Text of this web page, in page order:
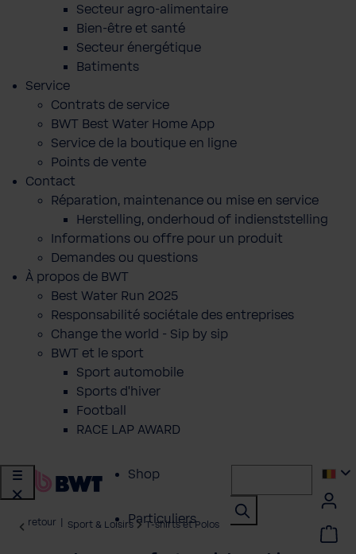
Secteur agro-alimentaire
Bien-être et santé
Secteur énergétique
Batiments
Service
Contrats de service
BWT Best Water Home App
Service de la boutique en ligne
Points de vente
Contact
Réparation, maintenance ou mise en service
Herstelling, onderhoud of indienststelling
Informations ou offre pour un produit
Demandes ou questions
À propos de BWT
Best Water Run 2025
Responsabilité sociétale des entreprises
Change the world - Sip by sip
BWT et le sport
Sport automobile
Sports d'hiver
Football
RACE LAP AWARD
Shop
Particuliers
retour Sport & Loisirs T-shirts et Polos